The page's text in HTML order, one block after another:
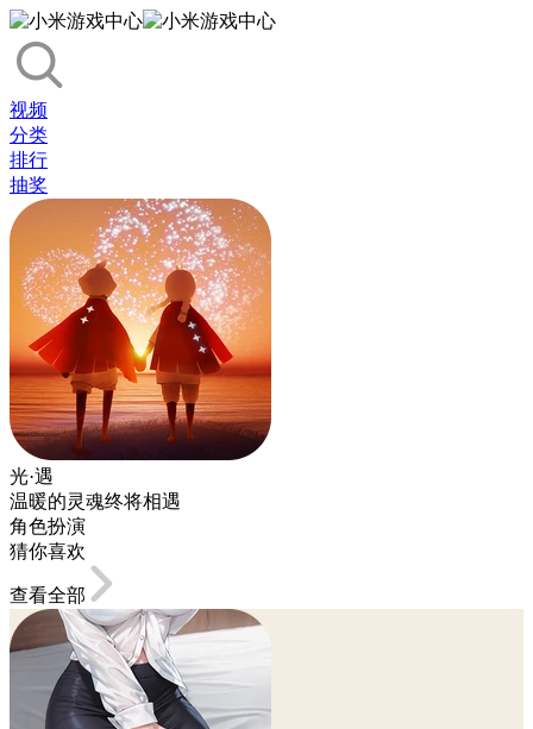
视频
分类
排行
抽奖
光·遇
温暖的灵魂终将相遇
角色扮演
猜你喜欢
查看全部